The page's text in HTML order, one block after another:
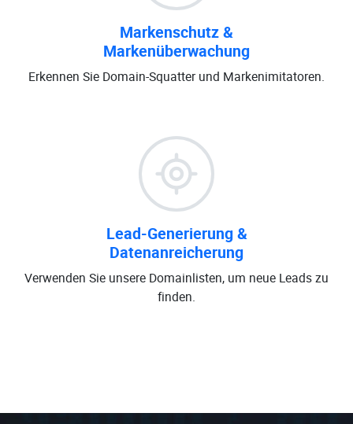
Markenschutz &
Markenüberwachung
Erkennen Sie Domain-Squatter und Markenimitatoren.
Lead-Generierung &
Datenanreicherung
Verwenden Sie unsere Domainlisten, um neue Leads zu
finden.